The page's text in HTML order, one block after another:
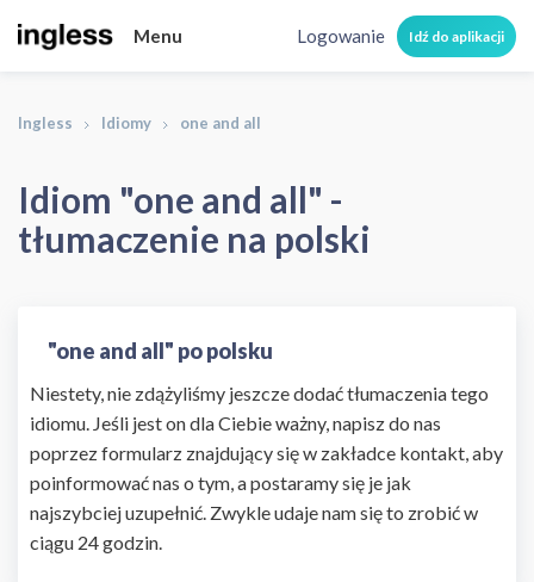
Menu Logowanie Idź do aplikacji
Ingless Idiomy one and all
Idiom "one and all" -
tłumaczenie na polski
"one and all" po polsku
Niestety, nie zdążyliśmy jeszcze dodać tłumaczenia tego
idiomu. Jeśli jest on dla Ciebie ważny, napisz do nas
poprzez formularz znajdujący się w zakładce kontakt, aby
poinformować nas o tym, a postaramy się je jak
najszybciej uzupełnić. Zwykle udaje nam się to zrobić w
ciągu 24 godzin.